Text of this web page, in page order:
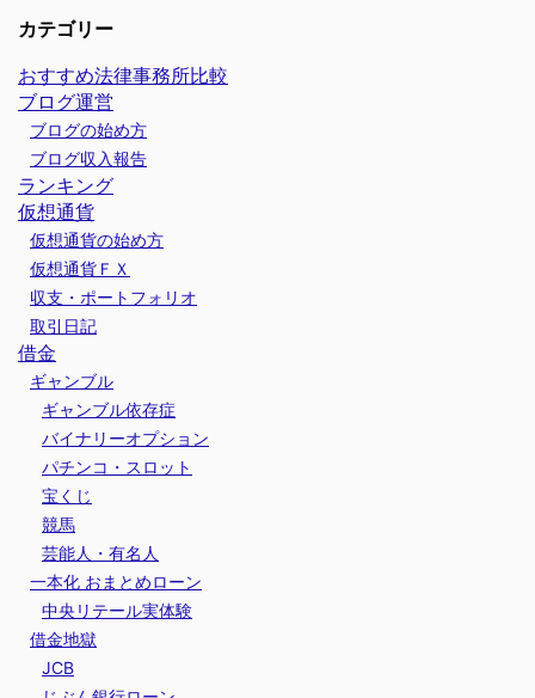
カテゴリー
おすすめ法律事務所比較
ブログ運営
ブログの始め方
ブログ収入報告
ランキング
仮想通貨
仮想通貨の始め方
仮想通貨ＦＸ
収支・ポートフォリオ
取引日記
借金
ギャンブル
ギャンブル依存症
バイナリーオプション
パチンコ・スロット
宝くじ
競馬
芸能人・有名人
一本化 おまとめローン
中央リテール実体験
借金地獄
JCB